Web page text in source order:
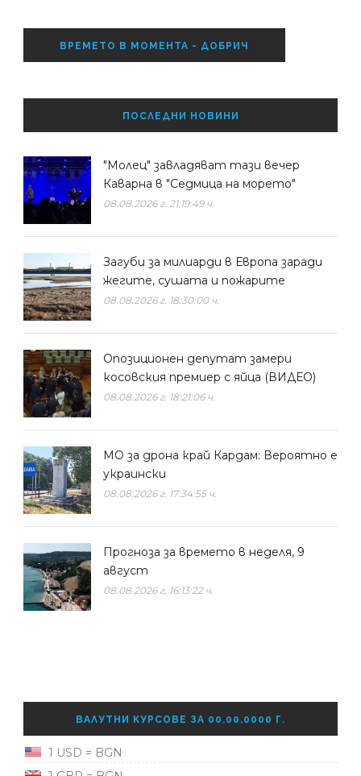
ВРЕМЕТО В МОМЕНТА - ДОБРИЧ
ПОСЛЕДНИ НОВИНИ
"Молец" завладяват тази вечер
Каварна в "Седмица на морето"
08.08.2026 г. 21:19:49 ч.
Загуби за милиарди в Европа заради
жегите, сушата и пожарите
08.08.2026 г. 18:30:00 ч.
Опозиционен депутат замери
косовския премиер с яйца (ВИДЕО)
08.08.2026 г. 18:21:06 ч.
МО за дрона край Кардам: Вероятно е
украински
08.08.2026 г. 17:34:55 ч.
Прогноза за времето в неделя, 9
август
08.08.2026 г. 16:13:22 ч.
ВАЛУТНИ КУРСОВЕ ЗА 00.00.0000 Г.
1 USD = BGN